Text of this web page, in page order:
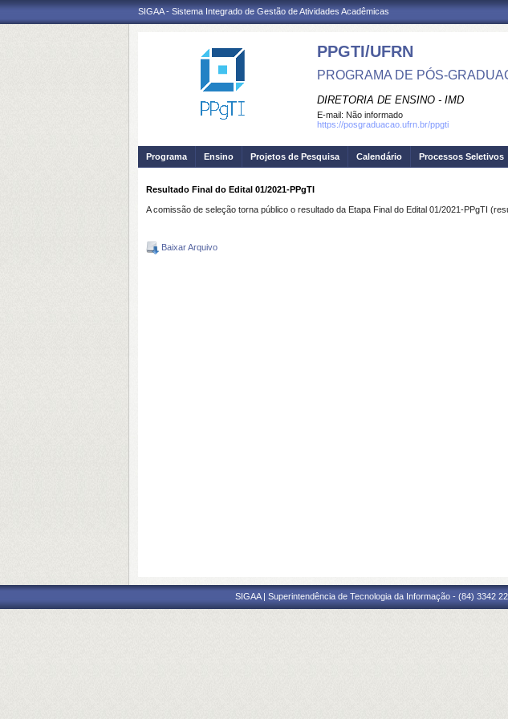
SIGAA - Sistema Integrado de Gestão de Atividades Acadêmicas
PPGTI/UFRN
PROGRAMA DE PÓS-
DIRETORIA DE ENSINO - IMD
E-mail: Não informado
https://posgraduacao.ufrn.br/ppgti
Programa Ensino Projetos de Pesquisa Calendário Processos Seletivos
Resultado Final do Edital 01/2021-PPgTI
A comissão de seleção torna público o resultado da Etapa Final do Edital 01/2021-PPgTI
Baixar Arquivo
SIGAA | Superintendência de Tecnologia da Informação - (84) 3342